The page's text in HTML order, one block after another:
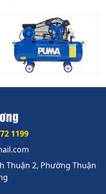
1199
Thuận 2, Phường Thuận